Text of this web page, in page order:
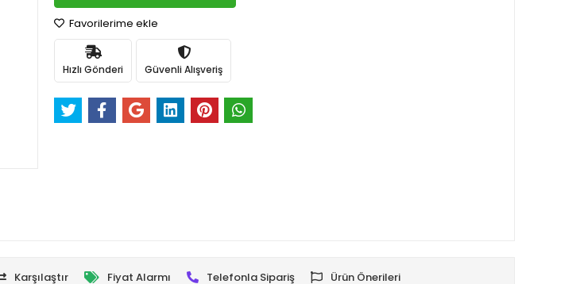
Favorilerime ekle
Hızlı Gönderi Güvenli Alışveriş
Karşılaştır Fiyat Alarmı Telefonla Sipariş Ürün Önerileri